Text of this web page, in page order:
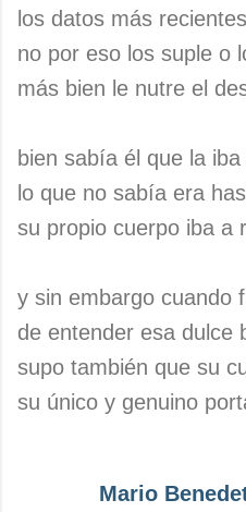
los datos más
no por eso los suple o
más bien le nutre el
bien sabía él que la
lo que no sabía era
su propio cuerpo iba a
y sin embargo cuando
de entender esa dulce
supo también que su
su único y genuino
Mario